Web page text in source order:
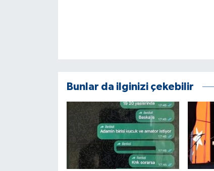
Bunlar da ilginizi çekebilir